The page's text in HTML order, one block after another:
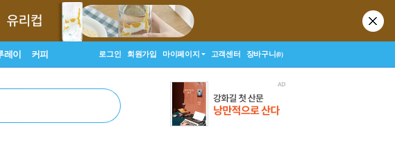
레이 커피 로그인 회원가입 마이페이지 고객센터 장바구니(0)